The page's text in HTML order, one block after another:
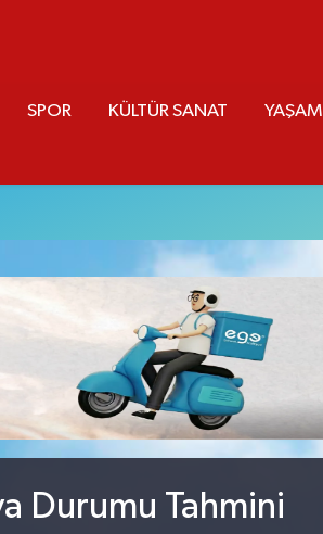
SPOR KÜLTÜR SANAT YAŞAM
Durumu Tahmini